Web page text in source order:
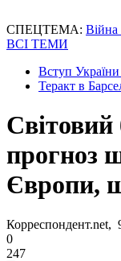
СПЕЦТЕМА: Війна
ВСІ ТЕМИ
Вступ
Теракт в
прогноз
Європи,
Корреспондент.net,
0
247